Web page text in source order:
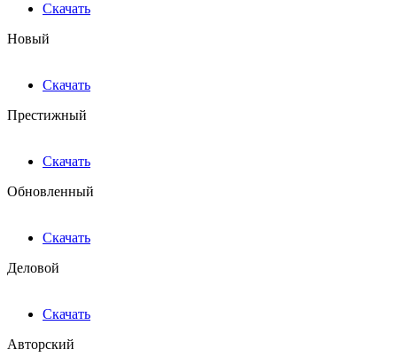
Скачать
Новый
Скачать
Престижный
Скачать
Обновленный
Скачать
Деловой
Скачать
Авторский